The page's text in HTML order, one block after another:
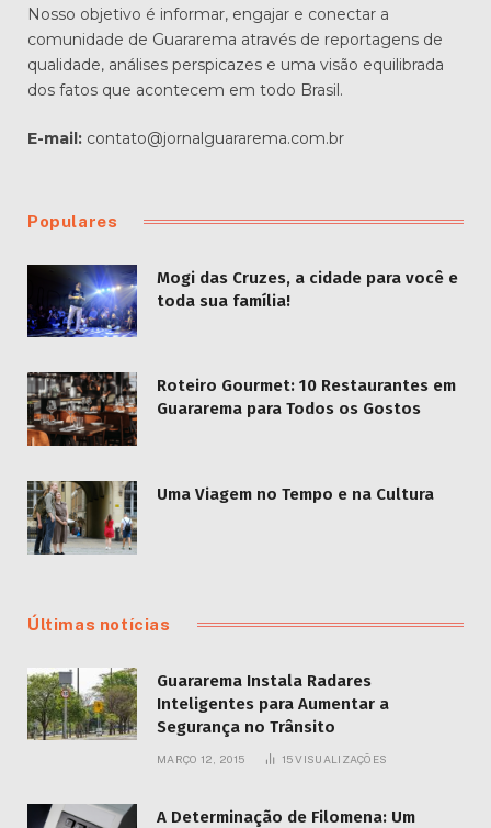
Nosso objetivo é informar, engajar e conectar a
comunidade de Guararema através de reportagens de
qualidade, análises perspicazes e uma visão equilibrada
dos fatos que acontecem em todo Brasil.
E-mail: contato@jornalguararema.com.br
Populares
Mogi das Cruzes, a cidade para você e
toda sua família!
Roteiro Gourmet: 10 Restaurantes em
Guararema para Todos os Gostos
Uma Viagem no Tempo e na Cultura
Últimas notícias
Guararema Instala Radares
Inteligentes para Aumentar a
Segurança no Trânsito
MARÇO 12, 2015 15VISUALIZAÇÕES
A Determinação de Filomena: Um